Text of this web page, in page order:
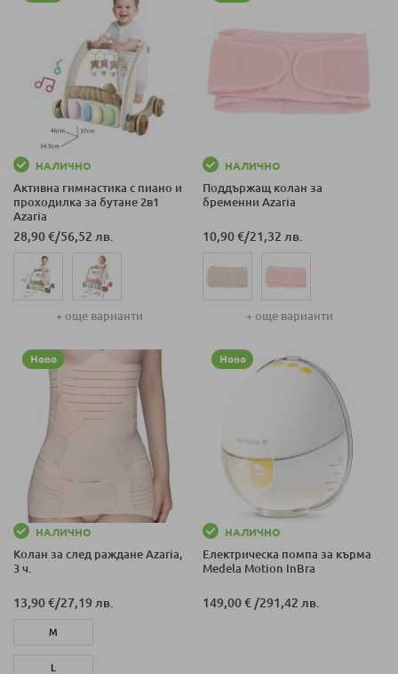
НАЛИЧНО
Активна гимнастика с пиано и
проходилка за бутане 2в1
Azaria
28,90 €/56,52 лв.
+ още варианти
НАЛИЧНО
Поддържащ колан за
бременни Azaria
10,90 €/21,32 лв.
+ още варианти
Ново
НАЛИЧНО
Колан за след раждане Azaria,
3 ч.
13,90 €/27,19 лв.
M
L
Ново
НАЛИЧНО
Електрическа помпа за кърма
Medela Motion InBra
149,00 € /291,42 лв.